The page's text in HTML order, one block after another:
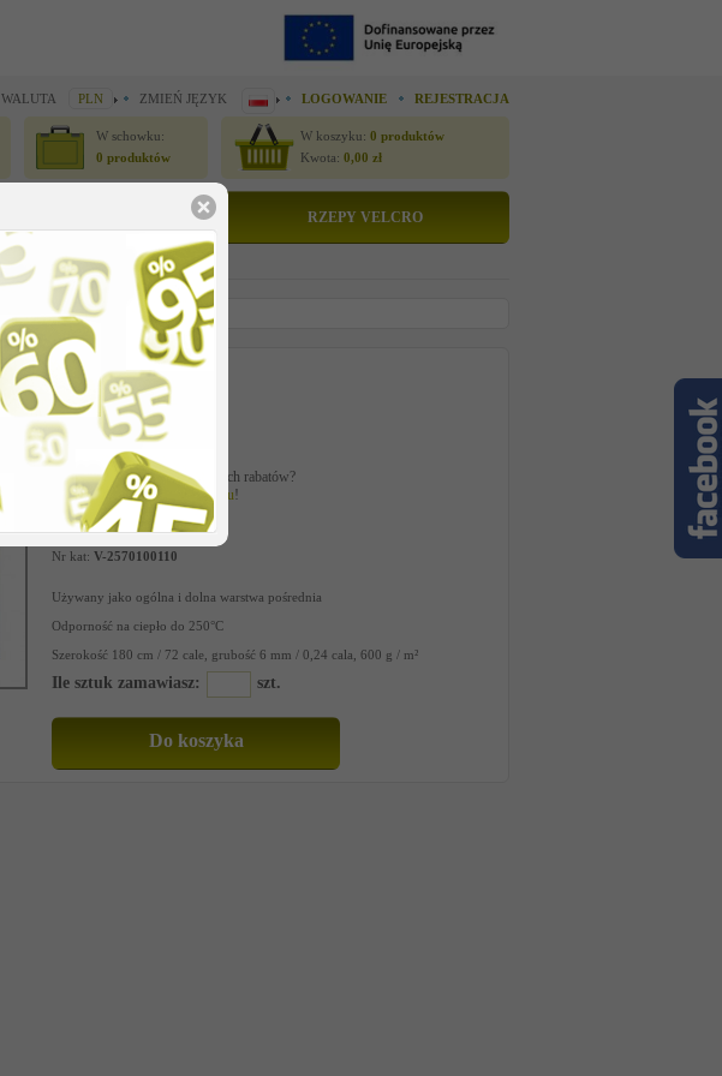
WALUTA PLN ZMIEŃ JĘZYK LOGOWANIE REJESTRACJA
W schowku:
0 produktów
W koszyku: 0 produktów
Kwota: 0,00 zł
RZEPY VELCRO
Cena netto
853,38 zł
Chcesz korzystać z dodatkowych rabatów?
Najlepsze ceny po zalogowaniu!
Nr kat: V-2570100110
Używany jako ogólna i dolna warstwa pośrednia
Odporność na ciepło do 250°C
Szerokość 180 cm / 72 cale, grubość 6 mm / 0,24 cala, 600 g / m²
Ile sztuk zamawiasz: szt.